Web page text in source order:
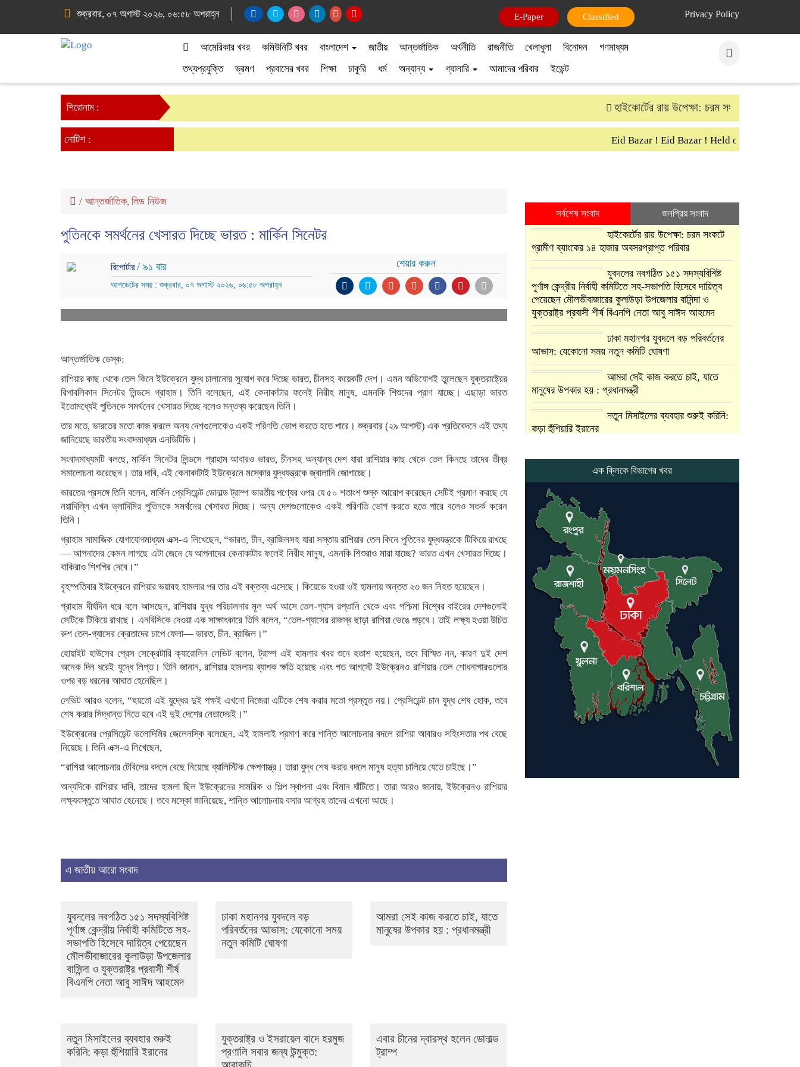
শুক্রবার, ০৭ অগাস্ট ২০২৬, ০৬:৫৮ অপরাহ্ন Privacy Policy
E-Paper Classified
আমেরিকার খবর কমিউনিটি খবর বাংলাদেশ জাতীয় আন্তর্জাতিক অর্থনীতি রাজনীতি খেলাধুলা বিনোদন
গণমাধ্যম
তথ্যপ্রযুক্তি
ভ্রমণ প্রবাসের খবর শিক্ষা চাকুরি ধর্ম অন্যান্য গ্যালারি আমাদের পরিবার ইভেন্ট
শিরোনাম : হাইকোর্টের রায় উপেক্ষা: চরম সংকটে গ্রামীণ
নোটিশ : Eid Bazar ! Eid Bazar ! Held on 30th March
/ আন্তর্জাতিক, লিড নিউজ
পুতিনকে সমর্থনের খেসারত দিচ্ছে ভারত : মার্কিন সিনেটর
রিপোর্টার/ ৯১ বার
আপডেটের সময় : শুক্রবার, ০৭ অগাস্ট ২০২৬, ০৬:৫৮ অপরাহ্ন
শেয়ার করুন
আন্তর্জাতিক ডেস্ক:
রাশিয়ার কাছ থেকে তেল কিনে ইউক্রেনে যুদ্ধ চালানোর সুযোগ করে দিচ্ছে ভারত, চীনসহ কয়েকটি দেশ। এমন অভিযোগই তুলেছেন যুক্তরাষ্ট্রের
রিপাবলিকান সিনেটর লিন্ডসে গ্রাহাম। তিনি বলেছেন, এই কেনাকাটার ফলেই নিরীহ মানুষ, এমনকি শিশুদের প্রাণ যাচ্ছে। এছাড়া ভারত
ইতোমধ্যেই পুতিনকে সমর্থনের খেসারত দিচ্ছে বলেও মন্তব্য করেছেন তিনি।
তার মতে, ভারতের মতো কাজ করলে অন্য দেশগুলোকেও একই পরিণতি ভোগ করতে হতে পারে। শুক্রবার (২৯ আগস্ট) এক প্রতিবেদনে এই তথ্য
জানিয়েছে ভারতীয় সংবাদমাধ্যম এনডিটিভি।
সংবাদমাধ্যমটি বলছে, মার্কিন সিনেটর লিন্ডসে গ্রাহাম আবারও ভারত, চীনসহ অন্যান্য দেশ যারা রাশিয়ার কাছ থেকে তেল কিনছে তাদের তীব্র
সমালোচনা করেছেন। তার দাবি, এই কেনাকাটাই ইউক্রেনে মস্কোর যুদ্ধযন্ত্রকে জ্বালানি জোগাচ্ছে।
ভারতের প্রসঙ্গে তিনি বলেন, মার্কিন প্রেসিডেন্ট ডোনাল্ড ট্রাম্প ভারতীয় পণ্যের ওপর যে ৫০ শতাংশ শুল্ক আরোপ করেছেন সেটিই প্রমাণ করছে যে
নয়াদিল্লি এখন ভ্লাদিমির পুতিনকে সমর্থনের খেসারত দিচ্ছে। অন্য দেশগুলোকেও একই পরিণতি ভোগ করতে হতে পারে বলেও সতর্ক করেন
তিনি।
গ্রাহাম সামাজিক যোগাযোগমাধ্যম এক্স-এ লিখেছেন, “ভারত, চীন, ব্রাজিলসহ যারা সস্তায় রাশিয়ার তেল কিনে পুতিনের যুদ্ধযন্ত্রকে টিকিয়ে রাখছে
— আপনাদের কেমন লাগছে এটা জেনে যে আপনাদের কেনাকাটার ফলেই নিরীহ মানুষ, এমনকি শিশুরাও মারা যাচ্ছে? ভারত এখন খেসারত দিচ্ছে।
বাকিরাও শিগগির দেবে।”
বৃহস্পতিবার ইউক্রেনে রাশিয়ার ভয়াবহ হামলার পর তার এই বক্তব্য এসেছে। কিয়েভে হওয়া ওই হামলায় অন্তত ২৩ জন নিহত হয়েছেন।
গ্রাহাম দীর্ঘদিন ধরে বলে আসছেন, রাশিয়ার যুদ্ধ পরিচালনার মূল অর্থ আসে তেল-গ্যাস রপ্তানি থেকে এবং পশ্চিমা বিশ্বের বাইরের দেশগুলোই
সেটিকে টিকিয়ে রাখছে। এনবিসিকে দেওয়া এক সাক্ষাৎকারে তিনি বলেন, “তেল-গ্যাসের রাজস্ব ছাড়া রাশিয়া ভেঙে পড়বে। তাই লক্ষ্য হওয়া উচিত
রুশ তেল-গ্যাসের ক্রেতাদের চাপে ফেলা— ভারত, চীন, ব্রাজিল।”
হোয়াইট হাউসের প্রেস সেক্রেটারি ক্যারোলিন লেভিট বলেন, ট্রাম্প এই হামলার খবর শুনে হতাশ হয়েছেন, তবে বিস্মিত নন, কারণ দুই দেশ
অনেক দিন ধরেই যুদ্ধে লিপ্ত। তিনি জানান, রাশিয়ার হামলায় ব্যাপক ক্ষতি হয়েছে এবং গত আগস্টে ইউক্রেনও রাশিয়ার তেল শোধনাগারগুলোর
ওপর বড় ধরনের আঘাত হেনেছিল।
লেভিট আরও বলেন, “হয়তো এই যুদ্ধের দুই পক্ষই এখনো নিজেরা এটিকে শেষ করার মতো প্রস্তুত নয়। প্রেসিডেন্ট চান যুদ্ধ শেষ হোক, তবে
শেষ করার সিদ্ধান্ত নিতে হবে এই দুই দেশের নেতাদেরই।”
ইউক্রেনের প্রেসিডেন্ট ভলোদিমির জেলেনস্কি বলেছেন, এই হামলাই প্রমাণ করে শান্তি আলোচনার বদলে রাশিয়া আবারও সহিংসতার পথ বেছে
নিয়েছে। তিনি এক্স-এ লিখেছেন,
“রাশিয়া আলোচনার টেবিলের বদলে বেছে নিয়েছে ব্যালিস্টিক ক্ষেপণাস্ত্র। তারা যুদ্ধ শেষ করার বদলে মানুষ হত্যা চালিয়ে যেতে চাইছে।”
অন্যদিকে রাশিয়ার দাবি, তাদের হামলা ছিল ইউক্রেনের সামরিক ও শিল্প স্থাপনা এবং বিমান ঘাঁটিতে। তারা আরও জানায়, ইউক্রেনও রাশিয়ার
লক্ষ্যবস্তুতে আঘাত হেনেছে। তবে মস্কো জানিয়েছে, শান্তি আলোচনায় বসার আগ্রহ তাদের এখনো আছে।
এ জাতীয় আরো সংবাদ
যুবদলের নবগঠিত ১৫১ সদস্যবিশিষ্ট
পূর্ণাঙ্গ কেন্দ্রীয় নির্বাহী কমিটিতে সহ-
সভাপতি হিসেবে দায়িত্ব পেয়েছেন
মৌলভীবাজারের কুলাউড়া উপজেলার
বাসিন্দা ও যুক্তরাষ্ট্র প্রবাসী শীর্ষ
বিএনপি নেতা আবু সাঈদ আহমেদ
ঢাকা মহানগর যুবদলে বড়
পরিবর্তনের আভাস: যেকোনো সময়
নতুন কমিটি ঘোষণা
আমরা সেই কাজ করতে চাই, যাতে
মানুষের উপকার হয় : প্রধানমন্ত্রী
নতুন মিসাইলের ব্যবহার শুরুই
করিনি: কড়া হুঁশিয়ারি ইরানের
যুক্তরাষ্ট্র ও ইসরায়েল বাদে হরমুজ
প্রণালি সবার জন্য উন্মুক্ত:
এবার চীনের দ্বারস্থ হলেন ডোনাল্ড
ট্রাম্প
সর্বশেষ সংবাদ জনপ্রিয় সংবাদ
হাইকোর্টের রায় উপেক্ষা: চরম সংকটে
গ্রামীণ ব্যাংকের ১৪ হাজার অবসরপ্রাপ্ত পরিবার
যুবদলের নবগঠিত ১৫১ সদস্যবিশিষ্ট
পূর্ণাঙ্গ কেন্দ্রীয় নির্বাহী কমিটিতে সহ-সভাপতি হিসেবে দায়িত্ব
পেয়েছেন মৌলভীবাজারের কুলাউড়া উপজেলার বাসিন্দা ও
যুক্তরাষ্ট্র প্রবাসী শীর্ষ বিএনপি নেতা আবু সাঈদ আহমেদ
ঢাকা মহানগর যুবদলে বড় পরিবর্তনের
আভাস: যেকোনো সময় নতুন কমিটি ঘোষণা
আমরা সেই কাজ করতে চাই, যাতে
মানুষের উপকার হয় : প্রধানমন্ত্রী
নতুন মিসাইলের ব্যবহার শুরুই করিনি:
কড়া হুঁশিয়ারি ইরানের
প্রণালি সবার জন্য উন্মুক্ত: আরাকচি
ট্রাম্প
ইরানে কঠোর হামলা অব্যাহত রাখতে
ট্রাম্পকে আহ্বান সৌদি আরবের
ইরাকসহ মধ্যপ্রাচ্যে ২৪ হামলা চালাল
ইরানপন্থি গোষ্ঠী
হরমুজ প্রণালী সুরক্ষায় মিত্ররা সাহায্য
না করলে ন্যাটোর ভবিষ্যৎ খারাপ হবে:
ট্রাম্প
এক ক্লিকে বিভাগের খবর